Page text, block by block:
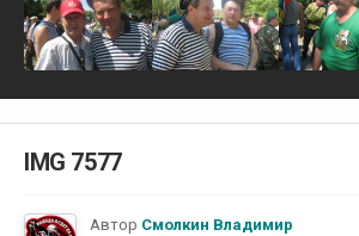
IMG 7577
Автор Смолкин Владимир